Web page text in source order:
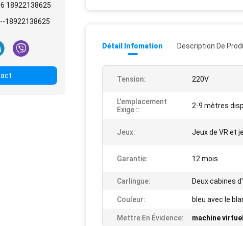
18922138625
18922138625
Détail Infomation Description De
Tension: 220V
L'emplacement
Exige ::
2-9 mètres
Jeux: Jeux de VR et
Garantie: 12 mois
Carlingue: Deux cabines
Couleur: bleu avec le
Mettre En Évidence: machine